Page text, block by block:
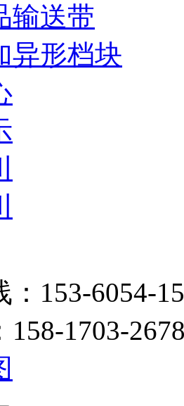
输送带
异形档块
：153-6054-
158-1703-